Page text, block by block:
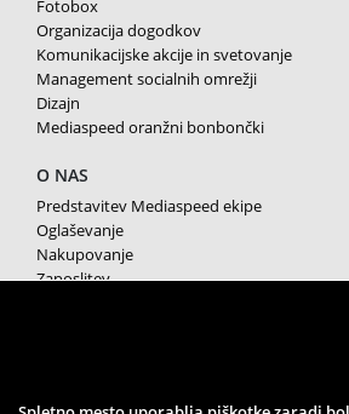
Fotobox
Organizacija dogodkov
Komunikacijske akcije in svetovanje
Management socialnih omrežji
Dizajn
Mediaspeed oranžni bonbončki
O NAS
Predstavitev Mediaspeed ekipe
Oglaševanje
Nakupovanje
Zaposlitev
SPREMLJAJTE NAS